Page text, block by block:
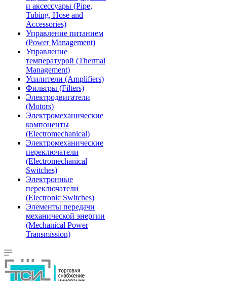
и аксессуары (Pipe,
Tubing, Hose and
Accessories)
Управление питанием
(Power Management)
Управление
температурой (Thermal
Management)
Усилители (Amplifiers)
Фильтры (Filters)
Электродвигатели
(Motors)
Электромеханические
компоненты
(Electromechanical)
Электромеханические
переключатели
(Electromechanical
Switches)
Электронные
переключатели
(Electronic Switches)
Элементы передачи
механической энергии
(Mechanical Power
Transmission)